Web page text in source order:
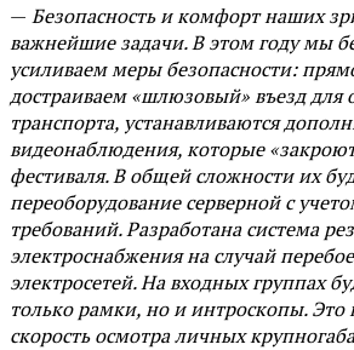
— Безопасность и комфорт наших
важнейшие задачи. В этом году мы
усиливаем меры безопасности:
достраиваем «шлюзовый» въезд для
транспорта, устанавливаются
видеонаблюдения, которые
фестиваля. В общей сложности их
переоборудование серверной с
требований. Разработана система
электроснабжения на случай
электросетей. На входных группах
только рамки, но и интроскопы. Это
скорость осмотра личных